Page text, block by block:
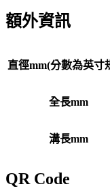
額外資訊
直徑mm(分數為英寸
全長mm
溝長mm
QR Code